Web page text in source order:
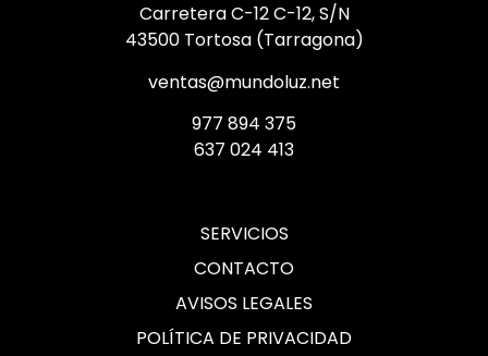
Carretera C-12 C-12, S/N
43500 Tortosa (Tarragona)
ventas@mundoluz.net
977 894 375
637 024 413
SERVICIOS
CONTACTO
AVISOS LEGALES
POLÍTICA DE PRIVACIDAD